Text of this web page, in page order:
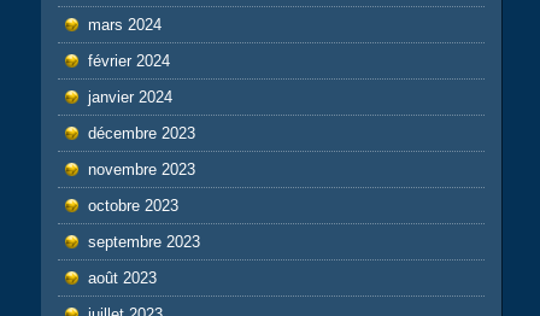
mars 2024
février 2024
janvier 2024
décembre 2023
novembre 2023
octobre 2023
septembre 2023
août 2023